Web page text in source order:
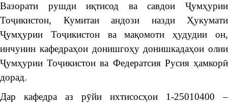
Вазорати рушди иқтисод ва савдои Ҷумҳурии
Тоҷикистон, Кумитаи андози назди Ҳукумати
Ҷумҳурии Тоҷикистон ва мақомоти ҳудудии он,
инчунин кафедраҳои донишгоҳу донишкадаҳои олии
Ҷумҳурии Тоҷикистон ва Федератсия Русия ҳамкорӣ
дорад.
Дар кафедра аз рӯйи ихтисосҳои 1-25010400 –